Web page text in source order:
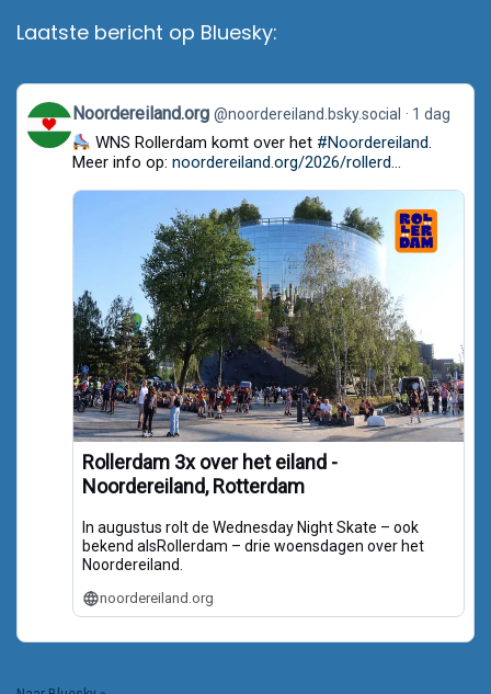
Laatste bericht op Bluesky:
View
post
by
Noordereiland.org
Noordereiland.org @noordereiland.bsky.social 1 dag
WNS Rollerdam komt over het #Noordereiland.
Meer info op: noordereiland.org/2026/rollerd...
Rollerdam 3x over het eiland -
Noordereiland, Rotterdam
In augustus rolt de Wednesday Night Skate – ook
bekend alsRollerdam – drie woensdagen over het
Noordereiland.
noordereiland.org